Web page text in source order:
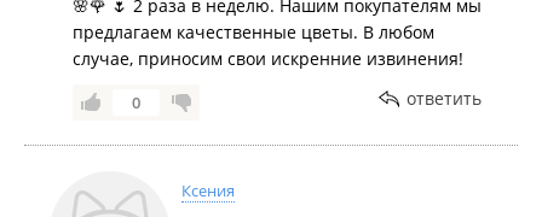
🌸🌹 🌷 2 раза в неделю. Нашим покупателям мы
предлагаем качественные цветы. В любом
случае, приносим свои искренние извинения!
0 ответить
Ксения